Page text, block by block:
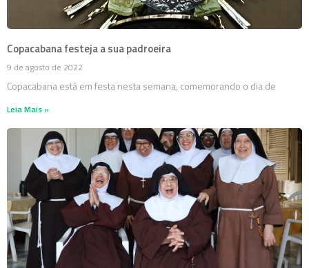
Copacabana festeja a sua padroeira
9 de agosto de 2022
Copacabana está em festa nesta semana, comemorando o dia de
Leia Mais »